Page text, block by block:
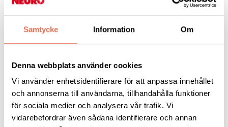
Samtycke Information Om
Denna webbplats använder cookies
Vi använder enhetsidentifierare för att anpassa innehållet
och annonserna till användarna, tillhandahålla funktioner
för sociala medier och analysera vår trafik. Vi
vidarebefordrar även sådana identifierare och annan
lussekatter. Någon julfest med jultallrik blir det dock inte, utan
sommaren närmar sig. Vi hoppas i alla
fall att ni ska få så
trevliga helger som möjligt!
Medlems Nytt Nr 4 2020 (3,4 MB)